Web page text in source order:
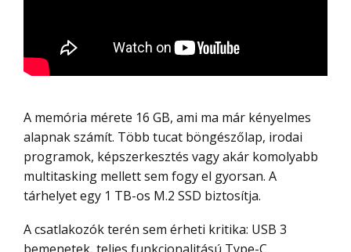
A memória mérete 16 GB, ami ma már kényelmes
alapnak számít. Több tucat böngészőlap, irodai
programok, képszerkesztés vagy akár komolyabb
multitasking mellett sem fogy el gyorsan. A
tárhelyet egy 1 TB-os M.2 SSD biztosítja.
A csatlakozók terén sem érheti kritika: USB 3